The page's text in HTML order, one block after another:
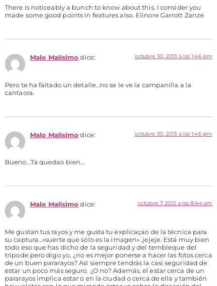
There is noticeably a bunch to know about this. I consider you
made some good points in features also. Elinore Garrott Zanze
Malo Malísimo dice: octubre 30, 2013 a las 1:46 pm
Pero te ha faltado un detalle…no se le ve la campanilla a la
cantaora.
Malo Malísimo dice: octubre 30, 2013 a las 1:46 pm
Bueno…Ta quedao bien…
Malo Malísimo dice: octubre 7, 2013 a las 8:44 am
Me gustan tus rayos y me gusta tu explicaçao de la técnica para
su captura…»suerte que sólo es la imagen»..jejeje. Está muy bien
todo eso que has dicho de la seguridad y del tembleque del
trípode pero digo yo, ¿no es mejor ponerse a hacer las fotos cerca
de un buen pararayos? Así siempre tendrás la casi seguridad de
estar un poco más seguro. ¿O no? Además, el estar cerca de un
pararayos implica estar o en la ciudad o cerca de ella y también